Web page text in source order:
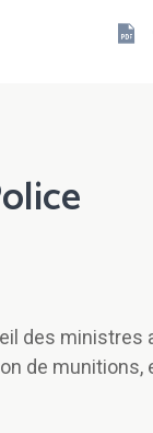
des ministres
de munitions,